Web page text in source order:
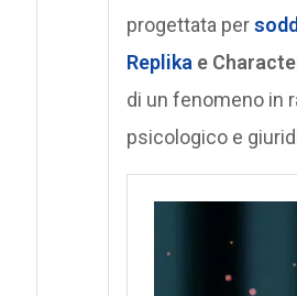
progettata per
Replika e
di un fenomeno in
psicologico e